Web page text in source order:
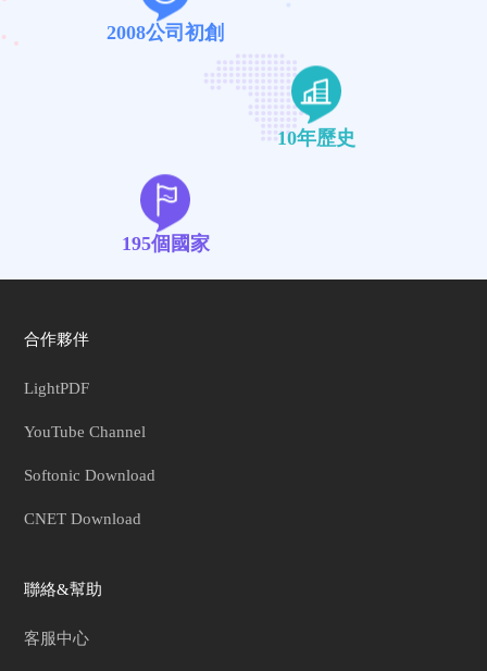
2008公司初創
10年歷史
195個國家
合作夥伴
LightPDF
YouTube Channel
Softonic Download
CNET Download
聯絡&幫助
客服中心